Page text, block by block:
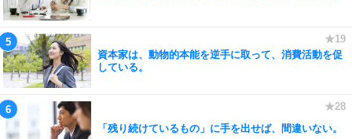
資本家は、動物的本能を逆手に取って、消費活動を促
している。
「残り続けているもの」に手を出せば、間違いない。